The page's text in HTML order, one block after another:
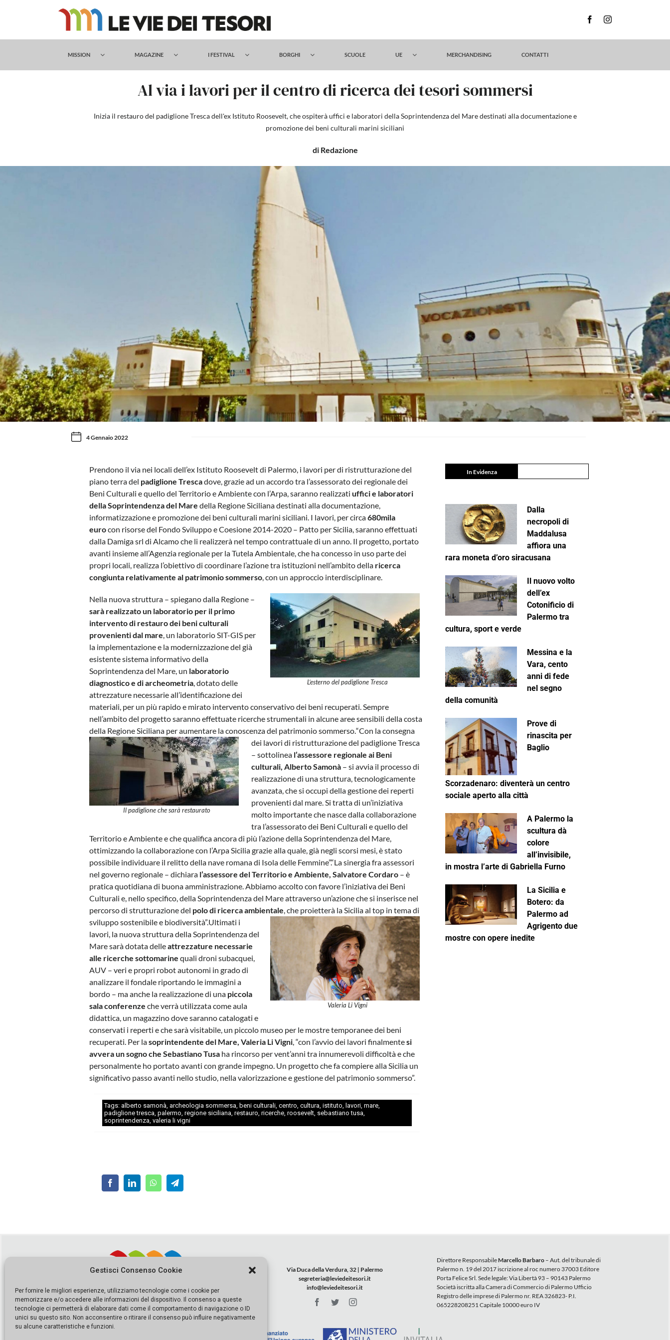
Gestisci Consenso Cookie
Per fornire le migliori esperienze, utilizziamo tecnologie come i cookie per
memorizzare e/o accedere alle informazioni del dispositivo. Il consenso a queste
tecnologie ci permetterà di elaborare dati come il comportamento di navigazione o ID
unici su questo sito. Non acconsentire o ritirare il consenso può influire negativamente
su alcune caratteristiche e funzioni.
MISSION MAGAZINE I FESTIVAL BORGHI SCUOLE UE MERCHANDISING CONTATTI
Al via i lavori per il centro di ricerca dei tesori sommersi
Inizia il restauro del padiglione Tresca dell'ex Istituto Roosevelt, che ospiterà uffici e laboratori della Soprintendenza del Mare destinati alla documentazione e
promozione dei beni culturali marini siciliani
di Redazione
4 Gennaio 2022
Prendono il via nei locali dell’ex Istituto Roosevelt di Palermo, i lavori per di ristrutturazione del
piano terra del padiglione Trescadove, grazie ad un accordo tra l’assessorato dei regionale dei
Beni Culturali e quello del Territorio e Ambiente con l’Arpa, saranno realizzatiuffici e laboratori
della Soprintendenza del Mare della Regione Siciliana destinati alla documentazione,
informatizzazione e promozione dei beni culturali marini siciliani. I lavori, per circa680mila
eurocon risorse del Fondo Sviluppo e Coesione 2014-2020 – Patto per Sicilia, saranno effettuati
dalla Damiga srl di Alcamo che li realizzerà nel tempo contrattuale di un anno. Il progetto, portato
avanti insieme all’Agenzia regionale per la Tutela Ambientale, che ha concesso in uso parte dei
propri locali, realizza l’obiettivo di coordinare l’azione tra istituzioni nell’ambito della ricerca
congiunta relativamente al patrimonio sommerso , con un approccio interdisciplinare.
L’esterno del padiglione Tresca
Nella nuova struttura – spiegano dalla Regione –
sarà realizzato un laboratorio per il primo
intervento di restauro dei beni culturali
provenienti dal mare , un laboratorio SIT-GIS per
la implementazione e la modernizzazione del già
esistente sistema informativo della
Soprintendenza del Mare, un laboratorio
diagnostico e di archeometria , dotato delle
attrezzature necessarie all’identificazione dei
materiali, per un più rapido e mirato intervento conservativo dei beni recuperati. Sempre
nell’ambito del progetto saranno effettuate ricerche strumentali in alcune aree sensibili della costa
della Regione Siciliana per aumentare la conoscenza del patrimonio sommerso.
Il padiglione che sarà restaurato
“Con la consegna
dei lavori di ristrutturazione del padiglione Tresca
– sottolinea l’assessore regionale ai Beni
culturali, Alberto Samonà – si avvia il processo di
realizzazione di una struttura, tecnologicamente
avanzata, che si occupi della gestione dei reperti
provenienti dal mare. Si tratta di un’iniziativa
molto importante che nasce dalla collaborazione
tra l’assessorato dei Beni Culturali e quello del
Territorio e Ambiente e che qualifica ancora di più l’azione della Soprintendenza del Mare,
ottimizzando la collaborazione con l’Arpa Sicilia grazie alla quale, già negli scorsi mesi, è stato
possibile individuare il relitto della nave romana di Isola delle Femmine”.“La sinergia fra assessori
nel governo regionale – dichiara l’assessore del Territorio e Ambiente, Salvatore Cordaro – è
pratica quotidiana di buona amministrazione. Abbiamo accolto con favore l’iniziativa dei Beni
Culturali e, nello specifico, della Soprintendenza del Mare attraverso un’azione che si inserisce nel
percorso di strutturazione del polo di ricerca ambientale , che proietterà la Sicilia al top in tema di
sviluppo sostenibile e biodiversità”.
Valeria Li Vigni
Ultimati i
lavori, la nuova struttura della Soprintendenza del
Mare sarà dotata delleattrezzature necessarie
alle ricerche sottomarine quali droni subacquei,
AUV – veri e propri robot autonomi in grado di
analizzare il fondale riportando le immagini a
bordo – ma anche la realizzazione di una piccola
sala conferenze che verrà utilizzata come aula
didattica, un magazzino dove saranno catalogati e
conservati i reperti e che sarà visitabile, un piccolo museo per le mostre temporanee dei beni
recuperati. Per lasoprintendente del Mare, Valeria Li Vigni , “con l’avvio dei lavori finalmentesi
avvera un sogno che Sebastiano Tusa ha rincorso per vent’anni tra innumerevoli difficoltà e che
personalmente ho portato avanti con grande impegno. Un progetto che fa compiere alla Sicilia un
significativo passo avanti nello studio, nella valorizzazione e gestione del patrimonio sommerso”.
Tags:alberto samonà ,archeologia sommersa beni culturali ,centro ,cultura ,istituto lavori ,mare
padiglione tresca ,palermo ,regione siciliana ,restauro ,ricerche ,roosevelt sebastiano tusa
soprintendenza ,valeria li vigni
In Evidenza
Dalla
necropoli di
Maddalusa
affiora una
rara moneta d’oro siracusana
Il nuovo volto
dell’ex
Cotonificio di
Palermo tra
cultura, sport e verde
Messina e la
Vara, cento
anni di fede
nel segno
della comunità
Prove di
rinascita per
Baglio
Scorzadenaro: diventerà un centro
sociale aperto alla città
A Palermo la
scultura dà
colore
all’invisibile,
in mostra l’arte di Gabriella Furno
La Sicilia e
Botero: da
Palermo ad
Agrigento due
mostre con opere inedite
Via Duca della Verdura, 32 | Palermo
segreteria@leviedeitesori.it
info@leviedeitesori.it
Direttore ResponsabileMarcello Barbaro– Aut. del tribunale di
Palermo n. 19 del 2017 iscrizione al roc numero 37003 Editore
Porta Felice Srl. Sede legale: Via Libertà 93 – 90143 Palermo
Società iscritta alla Camera di Commercio di Palermo Ufficio
Registro delle imprese di Palermo nr. REA 326823- P.I.
065228208251 Capitale 10000 euro IV